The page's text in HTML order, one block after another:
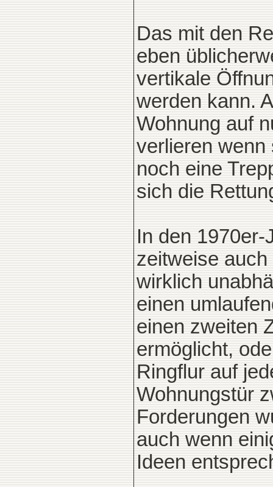
Das mit den
eben
vertikale
werden kann.
Wohnung auf
verlieren wenn
noch eine
sich die
In den
zeitweise
wirklich
einen
einen zweiten
ermöglicht,
Ringflur auf
Wohnungstür
Forderungen
auch wenn
Ideen